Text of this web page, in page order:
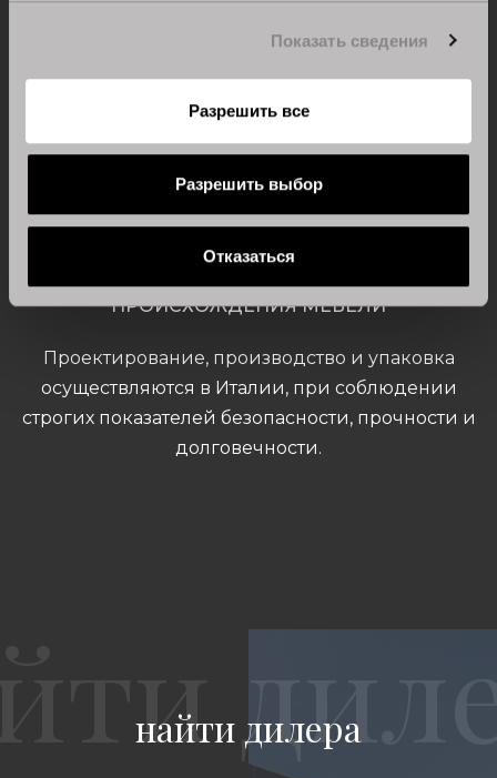
Показать сведения
Разрешить все
Разрешить выбор
Отказаться
ПРОИСХОЖДЕНИЯ МЕБЕЛИ
Проектирование, производство и упаковка
осуществляются в Италии, при соблюдении
строгих показателей безопасности, прочности и
долговечности.
найти дилера